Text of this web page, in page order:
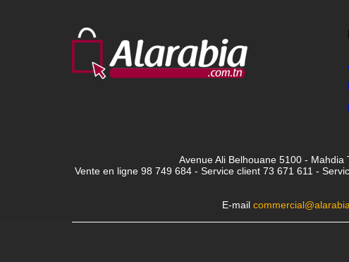
Avenue Ali Belhouane 5100 - Mahdia
Vente en ligne 98 749 684 - Service client 73 671 611 -
E-mail